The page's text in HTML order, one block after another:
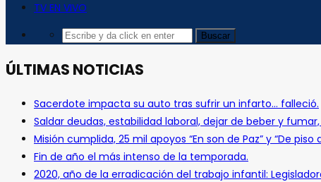
TV EN VIVO
ÚLTIMAS NOTICIAS
Sacerdote impacta su auto tras sufrir un infarto… falleció.
Saldar deudas, estabilidad laboral, dejar de beber y
Misión cumplida, 25 mil apoyos “En son de Paz” y “De
Fin de año el más intenso de la temporada.
2020, año de la erradicación del trabajo infantil: